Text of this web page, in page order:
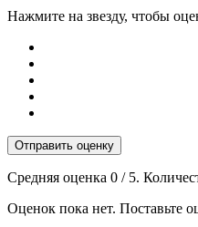
Нажмите на звезду, чтобы
Отправить оценку
Средняя оценка 0 / 5.
Оценок пока нет. Поставьте